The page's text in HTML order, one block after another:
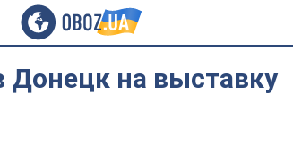
Донецк на выставку